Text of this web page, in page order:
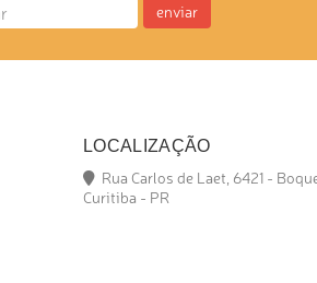
enviar
LOCALIZAÇÃO
Rua Carlos de Laet, 6421 -
Curitiba - PR